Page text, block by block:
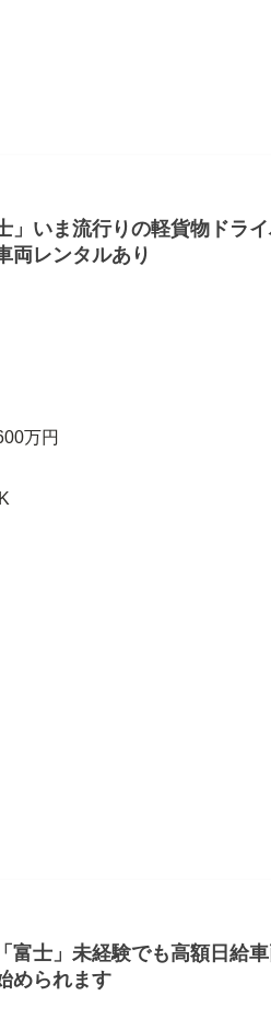
」いま流行りの軽貨物ドラ
両レンタルあり
万円
富士」未経験でも高額日給
められます